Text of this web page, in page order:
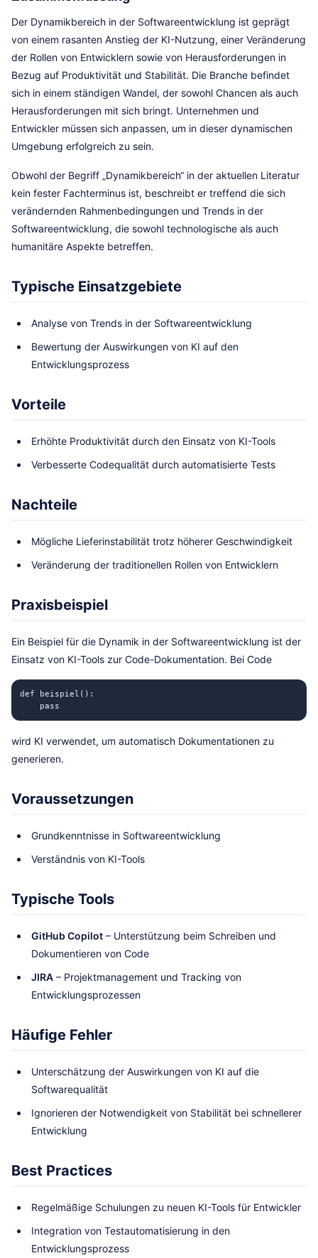
Der Dynamikbereich in der Softwareentwicklung ist geprägt
von einem rasanten Anstieg der KI-Nutzung, einer Veränderung
der Rollen von Entwicklern sowie von Herausforderungen in
Bezug auf Produktivität und Stabilität. Die Branche befindet
sich in einem ständigen Wandel, der sowohl Chancen als auch
Herausforderungen mit sich bringt. Unternehmen und
Entwickler müssen sich anpassen, um in dieser dynamischen
Umgebung erfolgreich zu sein.
Obwohl der Begriff „Dynamikbereich“ in der aktuellen Literatur
kein fester Fachterminus ist, beschreibt er treffend die sich
verändernden Rahmenbedingungen und Trends in der
Softwareentwicklung, die sowohl technologische als auch
humanitäre Aspekte betreffen.
Typische Einsatzgebiete
Analyse von Trends in der Softwareentwicklung
Bewertung der Auswirkungen von KI auf den
Entwicklungsprozess
Vorteile
Erhöhte Produktivität durch den Einsatz von KI-Tools
Verbesserte Codequalität durch automatisierte Tests
Nachteile
Mögliche Lieferinstabilität trotz höherer Geschwindigkeit
Veränderung der traditionellen Rollen von Entwicklern
Praxisbeispiel
Ein Beispiel für die Dynamik in der Softwareentwicklung ist der
Einsatz von KI-Tools zur Code-Dokumentation. Bei Code
def beispiel():
wird KI verwendet, um automatisch Dokumentationen zu
generieren.
Voraussetzungen
Grundkenntnisse in Softwareentwicklung
Verständnis von KI-Tools
Typische Tools
GitHub Copilot – Unterstützung beim Schreiben und
Dokumentieren von Code
JIRA – Projektmanagement und Tracking von
Entwicklungsprozessen
Häufige Fehler
Unterschätzung der Auswirkungen von KI auf die
Softwarequalität
Ignorieren der Notwendigkeit von Stabilität bei schnellerer
Entwicklung
Best Practices
Regelmäßige Schulungen zu neuen KI-Tools für Entwickler
Integration von Testautomatisierung in den
Entwicklungsprozess